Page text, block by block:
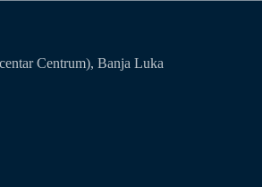
Centrum), Banja Luka